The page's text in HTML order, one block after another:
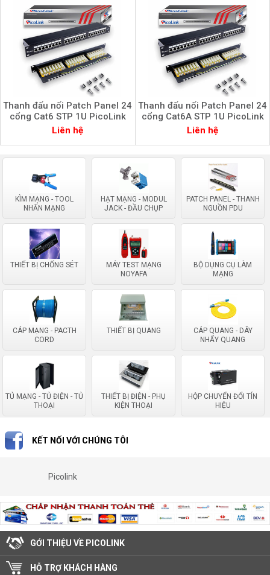
Thanh đấu nối Patch Panel 24
cổng Cat6 STP 1U PicoLink
PL-S1U24-C6
Liên hệ
Thanh đấu nối Patch Panel 24
cổng Cat6A STP 1U PicoLink
PL-S1U24-C6A
Liên hệ
KÌM MẠNG - TOOL
NHẤN MẠNG
HẠT MẠNG - MODUL
JACK - ĐẦU CHỤP
PATCH PANEL - THANH
NGUỒN PDU
THIẾT BỊ CHỐNG SÉT
MÁY TEST MẠNG
NOYAFA
BỘ DỤNG CỤ LÀM
MẠNG
CÁP MẠNG - PACTH
CORD
THIẾT BỊ QUANG
CÁP QUANG - DÂY
NHẨY QUANG
TỦ MẠNG - TỦ ĐIỆN - TỦ
THOẠI
THIẾT BỊ ĐIỆN - PHỤ
KIỆN THOẠI
HỘP CHUYỂN ĐỔI TÍN
HIỆU
KẾT NỐI VỚI CHÚNG TÔI
Picolink
GỚI THIỆU VỀ PICOLINK
HỖ TRỢ KHÁCH HÀNG